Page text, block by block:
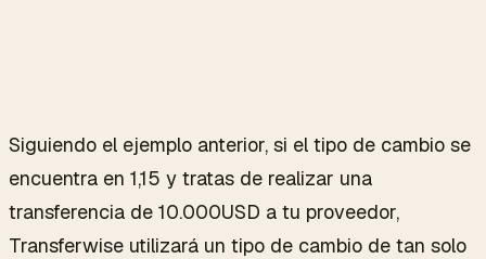
Siguiendo el ejemplo anterior, si el tipo de cambio se
encuentra en 1,15 y tratas de realizar una
transferencia de 10.000USD a tu proveedor,
Transferwise utilizará un tipo de cambio de tan solo